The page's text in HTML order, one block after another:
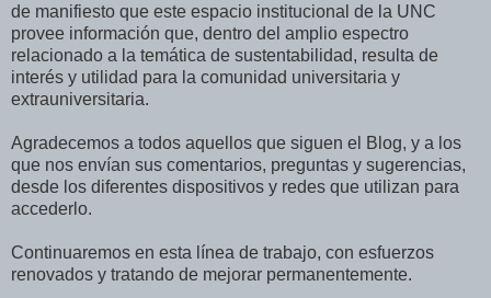
de manifiesto que este espacio institucional de la UNC
provee información que, dentro del amplio espectro
relacionado a la temática de sustentabilidad, resulta de
interés y utilidad para la comunidad universitaria y
extrauniversitaria.
Agradecemos a todos aquellos que siguen el Blog, y a los
que nos envían sus comentarios, preguntas y sugerencias,
desde los diferentes dispositivos y redes que utilizan para
accederlo.
Continuaremos en esta línea de trabajo, con esfuerzos
renovados y tratando de mejorar permanentemente.